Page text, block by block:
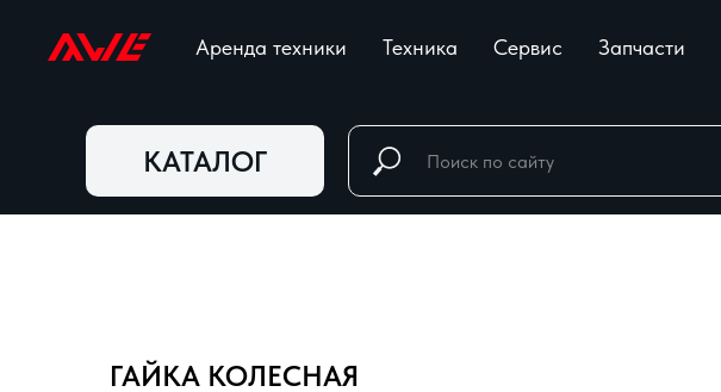
Аренда техники Техника Сервис Запчасти
КАТАЛОГ
ГАЙКА КОЛЕСНАЯ